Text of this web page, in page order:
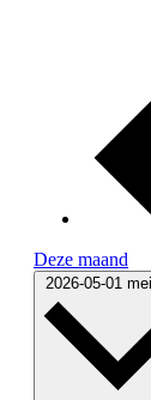
Deze maand
2026-05-01